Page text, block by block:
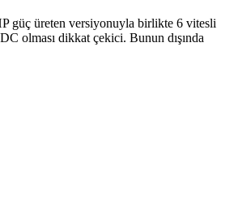
güç üreten versiyonuyla birlikte 6 vitesli
olması dikkat çekici. Bunun dışında